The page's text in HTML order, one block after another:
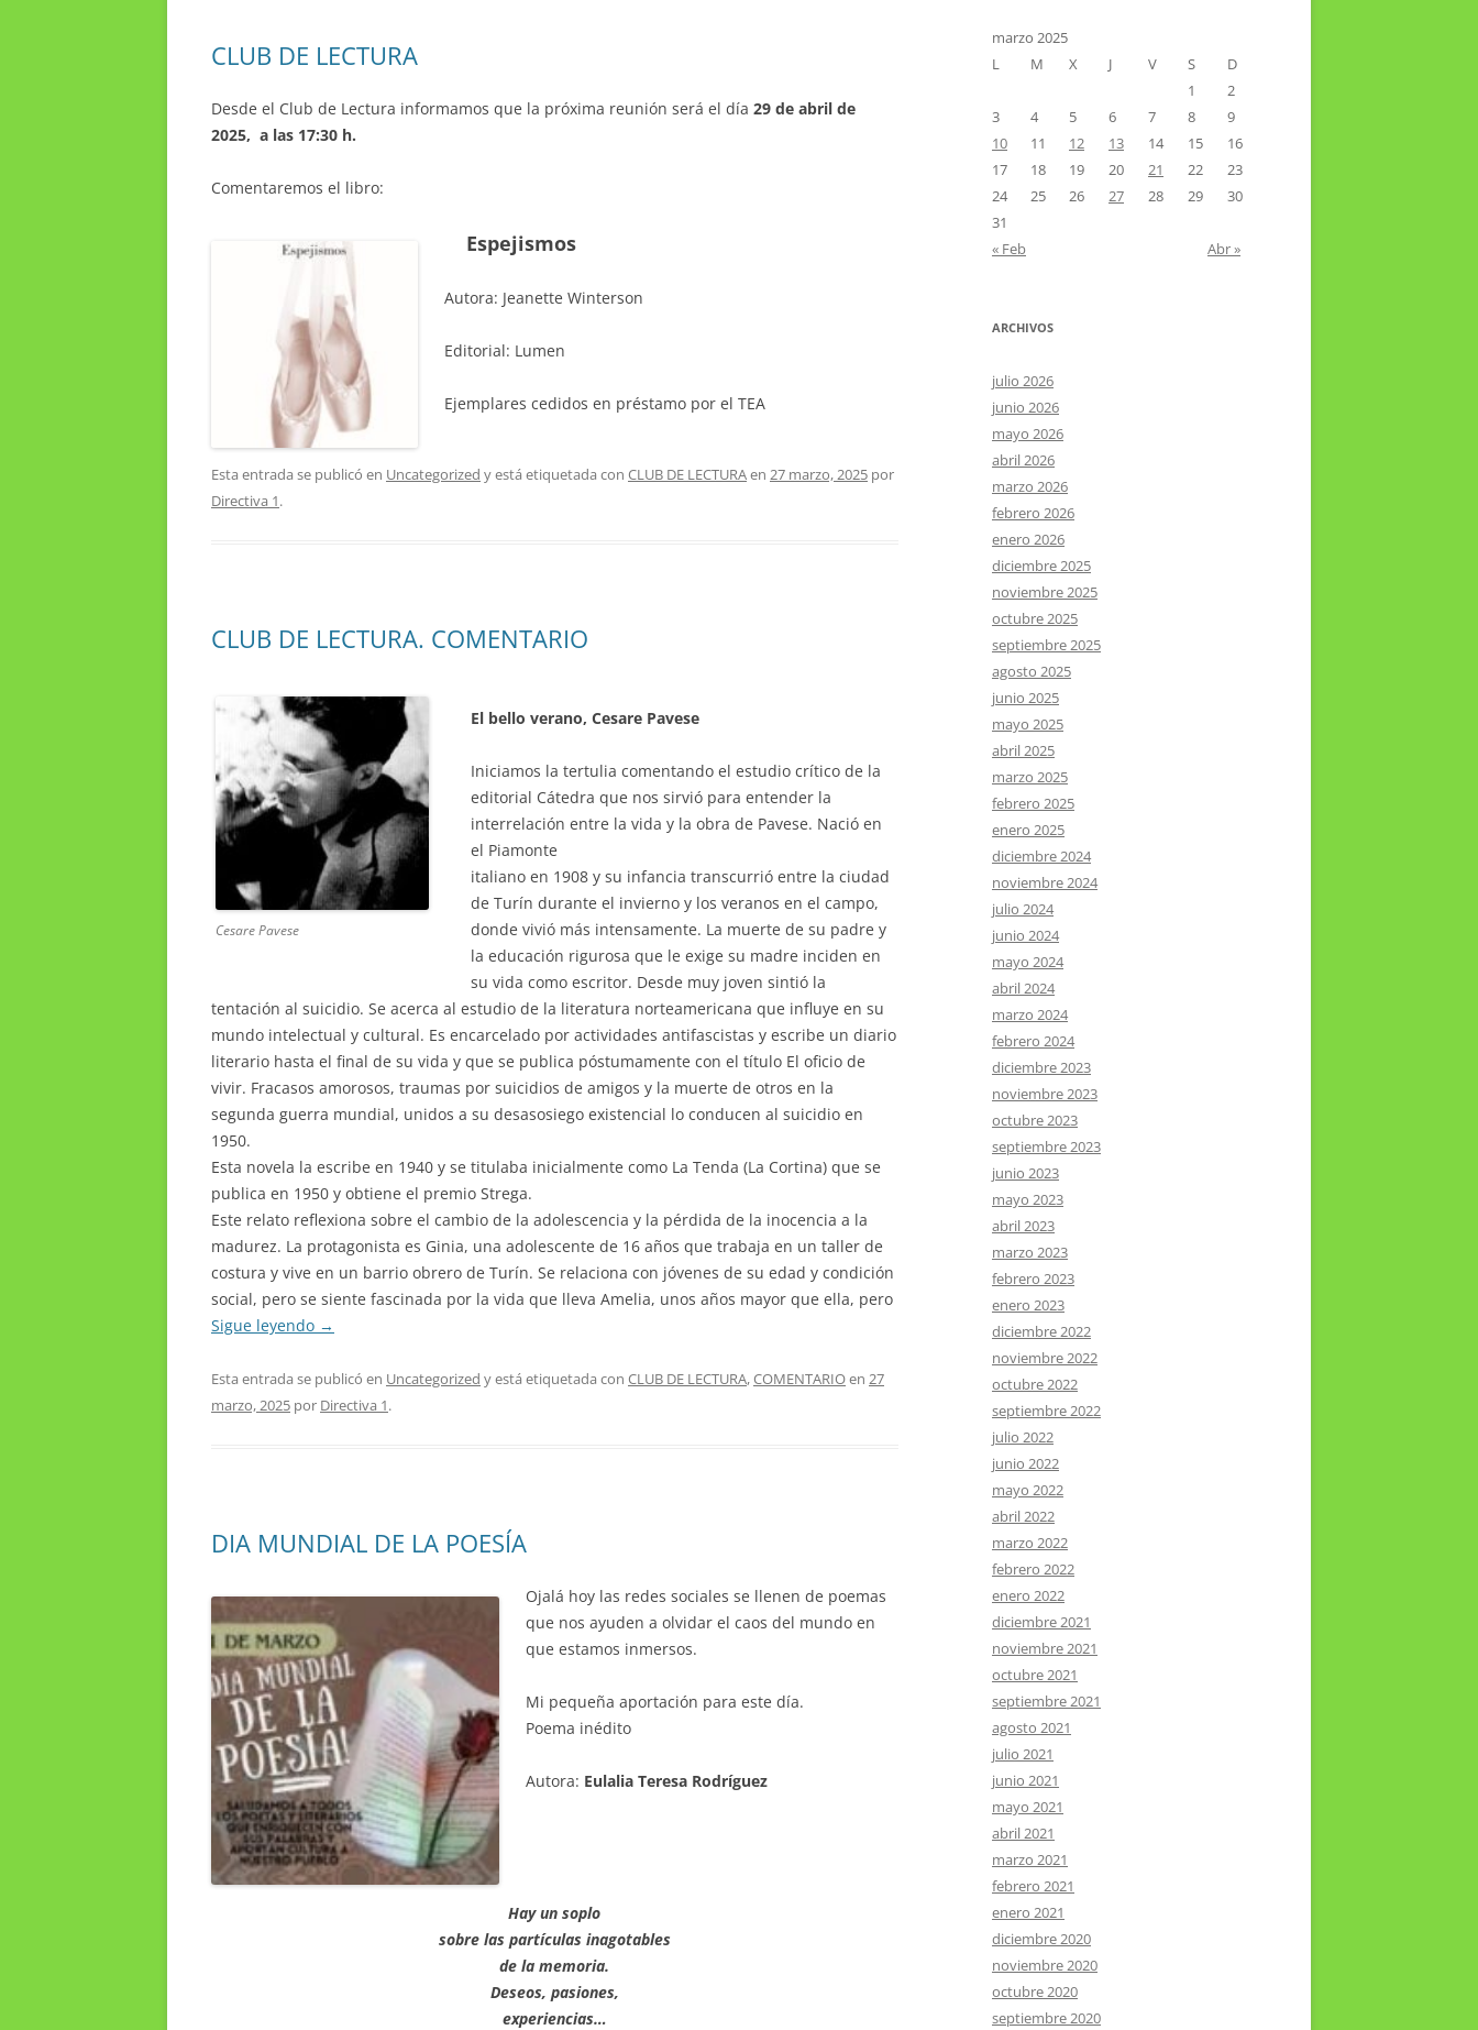
JAVIER HERNÁNDEZ VELÁZQUEZ
CLUB DE LECTURA
Desde el Club de Lectura informamos que la próxima reunión será el día 29 de abril de
2025, a las 17:30 h.
Comentaremos el libro:
Espejismos
Autora: Jeanette Winterson
Editorial: Lumen
Ejemplares cedidos en préstamo por el TEA
Esta entrada se publicó en Uncategorized y está etiquetada con CLUB DE LECTURAen 27 marzo, 2025 por
Directiva 1.
CLUB DE LECTURA. COMENTARIO
Cesare Pavese
El bello verano, Cesare Pavese
Iniciamos la tertulia comentando el estudio crítico de la
editorial Cátedra que nos sirvió para entender la
interrelación entre la vida y la obra de Pavese. Nació en
el Piamonte
italiano en 1908 y su infancia transcurrió entre la ciudad
de Turín durante el invierno y los veranos en el campo,
donde vivió más intensamente. La muerte de su padre y
la educación rigurosa que le exige su madre inciden en
su vida como escritor. Desde muy joven sintió la
tentación al suicidio. Se acerca al estudio de la literatura norteamericana que influye en su
mundo intelectual y cultural. Es encarcelado por actividades antifascistas y escribe un diario
literario hasta el final de su vida y que se publica póstumamente con el título El oficio de
vivir. Fracasos amorosos, traumas por suicidios de amigos y la muerte de otros en la
segunda guerra mundial, unidos a su desasosiego existencial lo conducen al suicidio en
1950.
Esta novela la escribe en 1940 y se titulaba inicialmente como La Tenda (La Cortina) que se
publica en 1950 y obtiene el premio Strega.
Este relato reflexiona sobre el cambio de la adolescencia y la pérdida de la inocencia a la
madurez. La protagonista es Ginia, una adolescente de 16 años que trabaja en un taller de
costura y vive en un barrio obrero de Turín. Se relaciona con jóvenes de su edad y condición
social, pero se siente fascinada por la vida que lleva Amelia, unos años mayor que ella, pero
Sigue leyendo →
Esta entrada se publicó en Uncategorized y está etiquetada con CLUB DE LECTURA,COMENTARIOen 27
marzo, 2025 por Directiva 1.
DIA MUNDIAL DE LA POESÍA
Ojalá hoy las redes sociales se llenen de poemas
que nos ayuden a olvidar el caos del mundo en
que estamos inmersos.
Mi pequeña aportación para este día.
Poema inédito
Autora: Eulalia Teresa Rodríguez
Hay un soplo
sobre las partículas inagotables
de la memoria.
Deseos, pasiones,
experiencias…
marzo 2025
L
M X J V S
D
1
2
3
4 5 6 7 8
9
10
11 12 13 14 15
16
17
18 19 20 21 22
23
24
25 26 27 28 29
30
31
« Feb
Abr »
ARCHIVOS
julio 2026
junio 2026
mayo 2026
abril 2026
marzo 2026
febrero 2026
enero 2026
diciembre 2025
noviembre 2025
octubre 2025
septiembre 2025
agosto 2025
junio 2025
mayo 2025
abril 2025
marzo 2025
febrero 2025
enero 2025
diciembre 2024
noviembre 2024
julio 2024
junio 2024
mayo 2024
abril 2024
marzo 2024
febrero 2024
diciembre 2023
noviembre 2023
octubre 2023
septiembre 2023
junio 2023
mayo 2023
abril 2023
marzo 2023
febrero 2023
enero 2023
diciembre 2022
noviembre 2022
octubre 2022
septiembre 2022
julio 2022
junio 2022
mayo 2022
abril 2022
marzo 2022
febrero 2022
enero 2022
diciembre 2021
noviembre 2021
octubre 2021
septiembre 2021
agosto 2021
julio 2021
junio 2021
mayo 2021
abril 2021
marzo 2021
febrero 2021
enero 2021
diciembre 2020
noviembre 2020
octubre 2020
septiembre 2020